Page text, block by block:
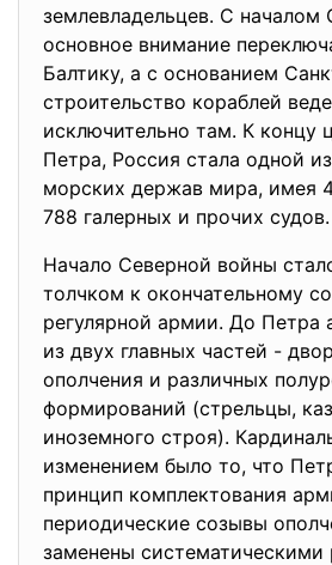
землевладельцев. С началом
основное внимание
Балтику, а с основанием
строительство кораблей
исключительно там. К концу
Петра, Россия стала одной
морских держав мира, имея
788 галерных и прочих судов.
Начало Северной войны
толчком к окончательному
регулярной армии. До Петра
из двух главных частей -
ополчения и различных
формирований (стрельцы,
иноземного строя).
изменением было то, что
принцип комплектования
периодические созывы
заменены систематическими